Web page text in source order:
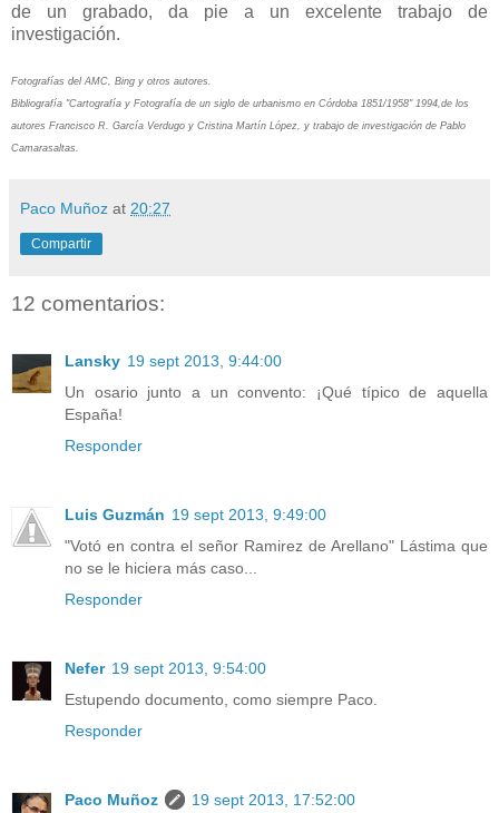
de un grabado, da pie a un excelente trabajo de
investigación.
Fotografías del AMC, Bing y otros autores.
Bibliografía "Cartografía y Fotografía de un siglo de urbanismo en Córdoba 1851/1958" 1994, de los
autores Francisco R. García Verdugo y Cristina Martín López, y trabajo de investigación de Pablo
Camarasaltas.
Paco Muñoz at 20:27
Compartir
12 comentarios:
Lansky 19 sept 2013, 9:44:00
Un osario junto a un convento: ¡Qué típico de aquella
España!
Responder
Luis Guzmán 19 sept 2013, 9:49:00
"Votó en contra el señor Ramirez de Arellano" Lástima que
no se le hiciera más caso...
Responder
Nefer 19 sept 2013, 9:54:00
Estupendo documento, como siempre Paco.
Responder
Paco Muñoz 19 sept 2013, 17:52:00